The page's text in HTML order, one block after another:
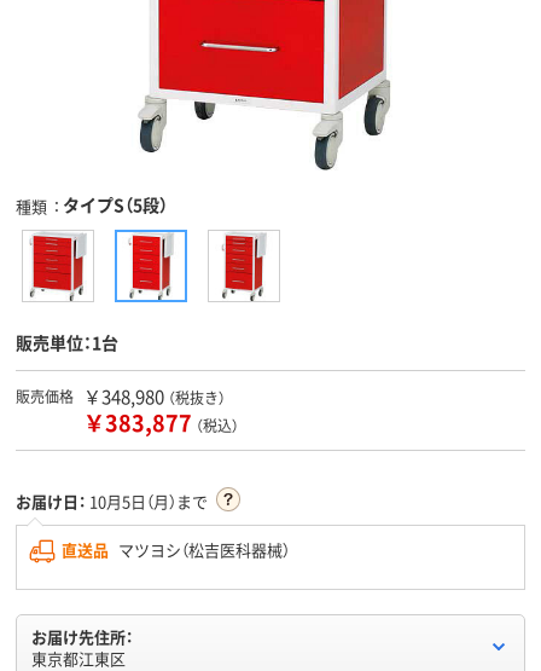
種類 タイプS（5段）
販売単位：1台
販売価格 ￥348,980 （税抜き）
￥383,877 （税込）
お届け日： 10月5日（月）まで
直送品 マツヨシ（松吉医科器械）
お届け先住所：
東京都江東区